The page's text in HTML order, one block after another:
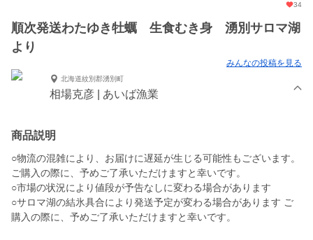
34
順次発送わたゆき牡蠣 生食むき身 湧別サロマ湖
より
みんなの投稿を見る
北海道紋別郡湧別町
相場克彦 | あいば漁業
商品説明
○物流の混雑により、お届けに遅延が生じる可能性もございます。
ご購入の際に、予めご了承いただけますと幸いです。
○市場の状況により値段が予告なしに変わる場合があります
○サロマ湖の結氷具合により発送予定が変わる場合があります ご
購入の際に、予めご了承いただけますと幸いです。